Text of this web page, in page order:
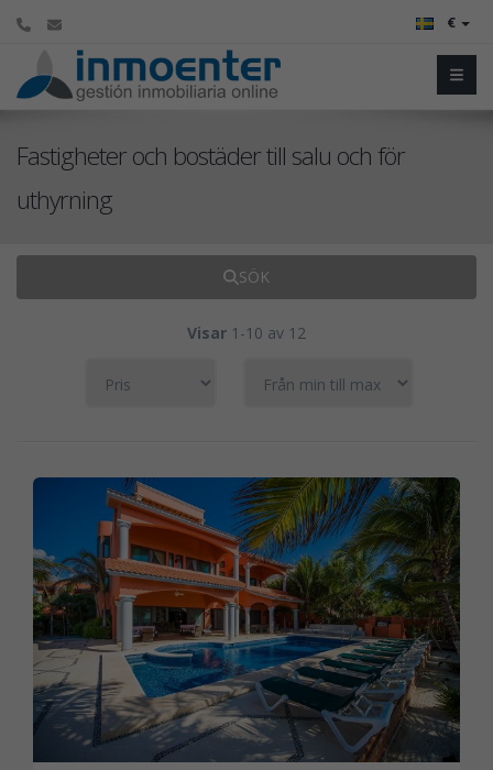
€
Fastigheter och bostäder till salu och för
uthyrning
SÖK
Visar 1-10 av 12